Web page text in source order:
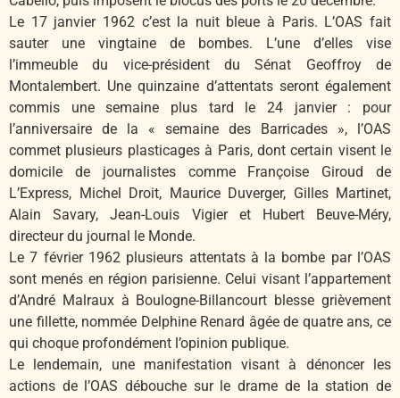
Le 17 janvier 1962 c’est la nuit bleue à Paris. L’OAS fait
sauter une vingtaine de bombes. L’une d’elles vise
l’immeuble du vice-président du Sénat Geoffroy de
Montalembert. Une quinzaine d’attentats seront également
commis une semaine plus tard le 24 janvier : pour
l’anniversaire de la « semaine des Barricades », l’OAS
commet plusieurs plasticages à Paris, dont certain visent le
domicile de journalistes comme Françoise Giroud de
L’Express, Michel Droit, Maurice Duverger, Gilles Martinet,
Alain Savary, Jean-Louis Vigier et Hubert Beuve-Méry,
directeur du journal le Monde.
Le 7 février 1962 plusieurs attentats à la bombe par l’OAS
sont menés en région parisienne. Celui visant l’appartement
d’André Malraux à Boulogne-Billancourt blesse grièvement
une fillette, nommée Delphine Renard âgée de quatre ans, ce
qui choque profondément l’opinion publique.
Le lendemain, une manifestation visant à dénoncer les
actions de l’OAS débouche sur le drame de la station de